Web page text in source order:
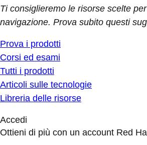
Ti consiglieremo le risorse scelte
navigazione. Prova subito questi
Prova i prodotti
Corsi ed esami
Tutti i prodotti
Articoli sulle tecnologie
Libreria delle risorse
Accedi
Ottieni di più con un account Red